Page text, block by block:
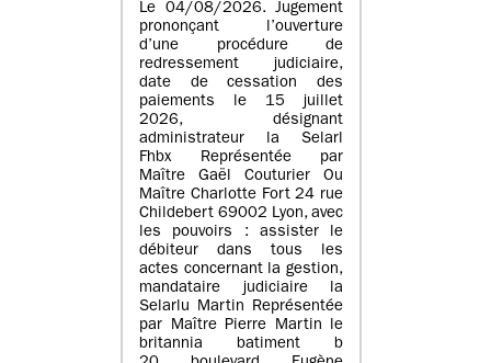
Le 04/08/2026. Jugement
prononçant l’ouverture
d’une procédure de
redressement judiciaire,
date de cessation des
paiements le 15 juillet
2026, désignant
administrateur la Selarl
Fhbx Représentée par
Maître Gaël Couturier Ou
Maître Charlotte Fort 24 rue
Childebert 69002 Lyon, avec
les pouvoirs : assister le
débiteur dans tous les
actes concernant la gestion,
mandataire judiciaire la
Selarlu Martin Représentée
par Maître Pierre Martin le
britannia batiment b